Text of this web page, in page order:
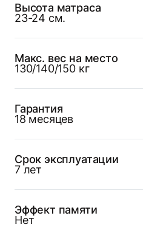
Высота матраса
23-24 см.
Макс. вес на место
130/140/150 кг
Гарантия
18 месяцев
Срок эксплуатации
7 лет
Эффект памяти
Нет